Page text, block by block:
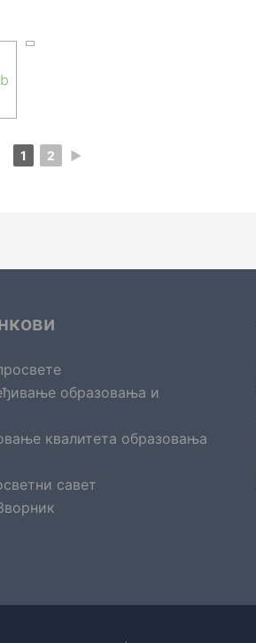
1 2 ►
образовања и
квалитета образовања
савет